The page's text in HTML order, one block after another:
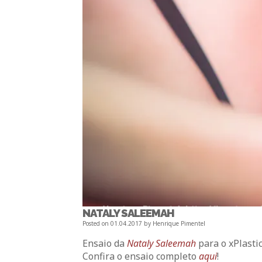
NATALY SALEEMAH
Posted on 01.04.2017 by Henrique Pimentel
Ensaio da Nataly Saleemahpara o xPlastic
Confira o ensaio completo aqui!